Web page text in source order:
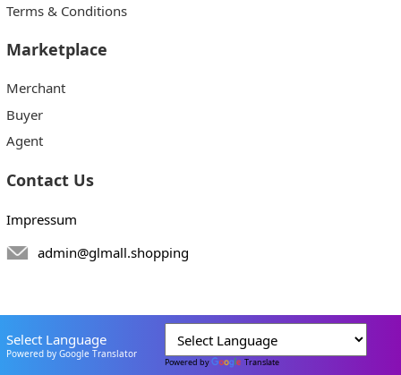
Terms & Conditions
Marketplace
Merchant
Buyer
Agent
Contact Us
Impressum
admin@glmall.shopping
Select Language
Powered by Google Translator
Powered by Translate